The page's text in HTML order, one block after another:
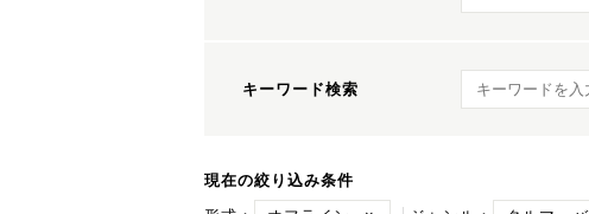
キーワード検索 キーワード検
現在の絞り込み条件